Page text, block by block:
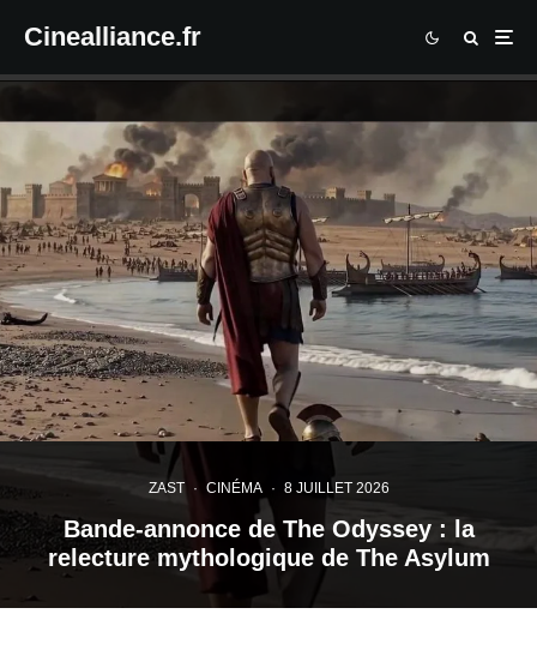
Cinealliance.fr
ZAST · CINÉMA · 8 JUILLET 2026
Bande-annonce de The Odyssey : la
relecture mythologique de The Asylum